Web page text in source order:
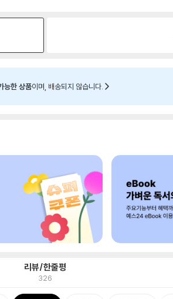
능한 상품이며, 배송되지 않습니다.
리뷰/한줄평
326